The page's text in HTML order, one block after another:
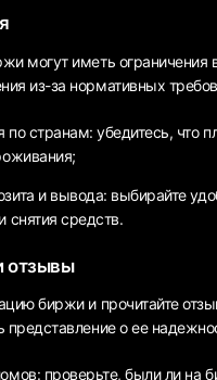
могут иметь ограничения
из-за нормативных
по странам: убедитесь, что
и вывода: выбирайте
снятия средств.
отзывы
биржи и прочитайте
представление о ее
проверьте, были ли на